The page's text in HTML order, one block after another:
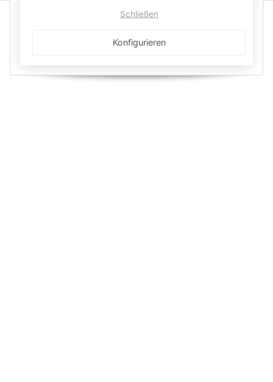
Schließen
Konfigurieren